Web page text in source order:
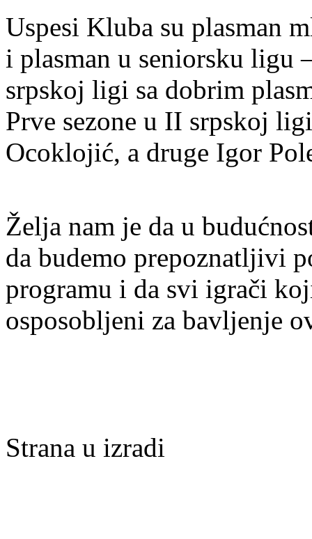
Uspesi Kluba su plasman
i plasman u seniorsku ligu
srpskoj ligi sa dobrim
Prve sezone u II srpskoj
Ocoklojić, a druge Igor
Želja nam je da u
da budemo prepoznatljivi
programu i da svi igrači
osposobljeni za bavljenje
Strana u izradi